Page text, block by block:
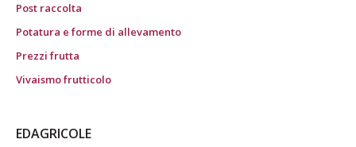
Post raccolta
Potatura e forme di allevamento
Prezzi frutta
Vivaismo frutticolo
EDAGRICOLE